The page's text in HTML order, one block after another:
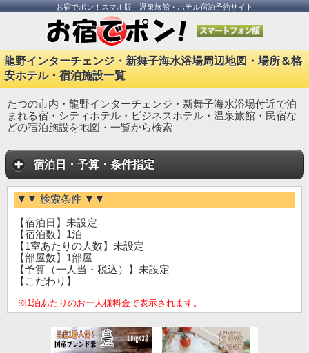
お宿でポン！スマホ版 温泉旅館・ホテル宿泊予約サイト
龍野インターチェンジ・新舞子海水浴場周辺地図・場所＆格
安ホテル・宿泊施設一覧
たつの市内・龍野インターチェンジ・新舞子海水浴場付近で泊
まれる宿・シティホテル・ビジネスホテル・温泉旅館・民宿な
どの宿泊施設を地図・一覧から検索
宿泊日・予算・条件指定
▼▼ 検索条件 ▼▼
【宿泊日】未設定
【宿泊数】1泊
【1室あたりの人数】未設定
【部屋数】1部屋
【予算（一人当・税込）】未設定
【こだわり】
※1泊あたりのお一人様料金で表示されます。